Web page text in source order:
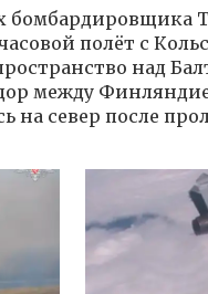
бомбардировщика
полёт с
над
между
на север после